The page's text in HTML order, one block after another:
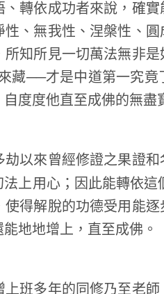
依成功者來說，確實
、無我性、涅槃性、
知所見一切萬法無非
藏──才是中道第一究竟
度度他直至成佛的無盡
來曾經修證之果證和
上用心；因此能轉依這
得解脫的功德受用能
地地增上，直至成佛。
多年的同修乃至老師